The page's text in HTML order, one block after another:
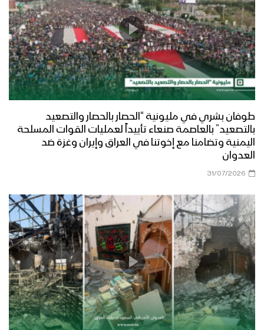
طوفان بشري في مليونية “الحصار بالحصار والتصعيد
بالتصعيد” بالعاصمة صنعاء تأييداً لعمليات القوات المسلحة
اليمنية وتضامنا مع إخوتنا في العراق وإيران وغزة ضد
العدوان
31/07/2026